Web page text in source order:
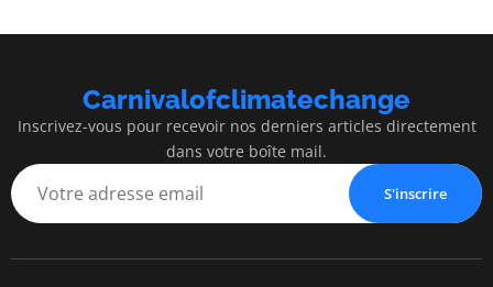
Carnivalofclimatechange
Inscrivez-vous pour recevoir nos derniers articles directement
dans votre boîte mail.
S'inscrire